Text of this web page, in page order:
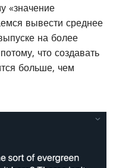
«значение
вывести среднее
на более
что создавать
больше, чем